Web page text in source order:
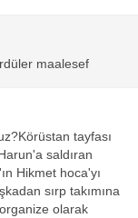
maalesef
tayfası
saldıran
Hikmet hoca'yı
sırp takımına
olarak